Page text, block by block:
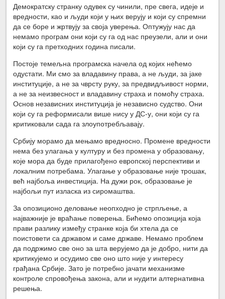
Демократску странку одувек су чинили, пре свега, идеје и
вредности, као и људи који у њих верују и који су спремни
да се боре и жртвују за своја уверења. Оптужују нас да
немамо програм они који су га од нас преузели, али и они
који су га претходних година писали.
Постоје темељна програмска начела од којих нећемо
одустати. Ми смо за владавину права, а не људи, за јаке
институције, а не за чврсту руку, за предвидљивост норми,
а не за неизвесност и владавину страха и помоћу страха.
Основ независних институција је независно судство. Они
који су га реформисали више нису у ДС-у, они који су га
критиковали сада га злоупотребљавају.
Србију морамо да мењамо вредносно. Промене вредности
нема без улагања у културу и без промена у образовању,
које мора да буде прилагођено европској перспективи и
локалним потребама. Улагање у образовање није трошак,
већ најбоља инвестиција. На дужи рок, образовање је
најбољи пут изласка из сиромаштва.
За опозиционо деловање неопходно је стрпљење, а
најважније је враћање поверења. Бићемо опозиција која
прави разлику између странке која би хтела да се
поистовети са државом и саме државе. Немамо проблем
да подржимо све оно за шта верујемо да је добро, нити да
критикујемо и осудимо све оно што није у интересу
грађана Србије. Зато је потребно јачати механизме
контроле спровођења закона, али и нудити алтернативна
решења.